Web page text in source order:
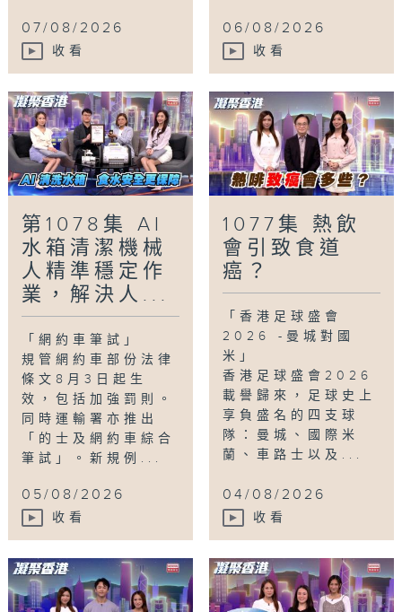
07/08/2026
收看
06/08/2026
收看
第1078集 AI
水箱清潔機械
人精準穩定作
業，解決人...
「網約車筆試」
規管網約車部份法律
條文8月3日起生
效，包括加強罰則。
同時運輸署亦推出
「的士及網約車綜合
筆試」。新規例...
05/08/2026
收看
1077集 熱飲
會引致食道
癌？
「香港足球盛會
2026 -曼城對國
米」
香港足球盛會2026
載譽歸來，足球史上
享負盛名的四支球
隊：曼城、國際米
蘭、車路士以及...
04/08/2026
收看